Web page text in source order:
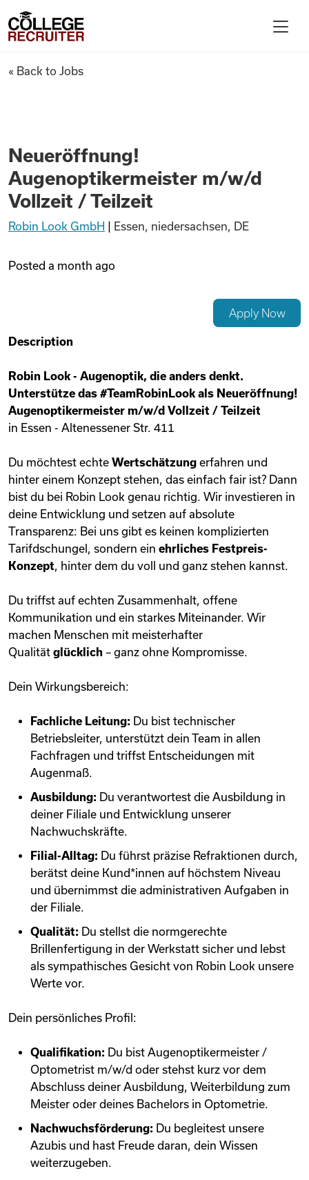
Find Jobs
Articles
Videos
Remote Jobs
College Recruiter
Neueröffnung!
« Back to Jobs
Neueröffnung!
Augenoptikermeister m/w/d
Vollzeit / Teilzeit
Robin Look GmbH Essen, niedersachsen, DE
Posted a month ago
Apply Now
Description
Robin Look - Augenoptik, die anders denkt.
Unterstütze das #TeamRobinLook als Neueröffnung!
Augenoptikermeister m/w/d Vollzeit / Teilzeit
in Essen - Altenessener Str. 411
Du möchtest echte Wertschätzung erfahren und
hinter einem Konzept stehen, das einfach fair ist? Dann
bist du bei Robin Look genau richtig. Wir investieren in
deine Entwicklung und setzen auf absolute
Transparenz: Bei uns gibt es keinen komplizierten
Tarifdschungel, sondern ein ehrliches Festpreis-
Konzept, hinter dem du voll und ganz stehen kannst.
Du triffst auf echten Zusammenhalt, offene
Kommunikation und ein starkes Miteinander. Wir
machen Menschen mit meisterhafter
Qualität glücklich – ganz ohne Kompromisse.
Dein Wirkungsbereich:
Fachliche Leitung: Du bist technischer
Betriebsleiter, unterstützt dein Team in allen
Fachfragen und triffst Entscheidungen mit
Augenmaß.
Ausbildung: Du verantwortest die Ausbildung in
deiner Filiale und Entwicklung unserer
Nachwuchskräfte.
Filial-Alltag: Du führst präzise Refraktionen durch,
berätst deine Kund*innen auf höchstem Niveau
und übernimmst die administrativen Aufgaben in
der Filiale.
Qualität: Du stellst die normgerechte
Brillenfertigung in der Werkstatt sicher und lebst
als sympathisches Gesicht von Robin Look unsere
Werte vor.
Dein persönliches Profil:
Qualifikation: Du bist Augenoptikermeister /
Optometrist m/w/d oder stehst kurz vor dem
Abschluss deiner Ausbildung, Weiterbildung zum
Meister oder deines Bachelors in Optometrie.
Nachwuchsförderung: Du begleitest unsere
Azubis und hast Freude daran, dein Wissen
weiterzugeben.